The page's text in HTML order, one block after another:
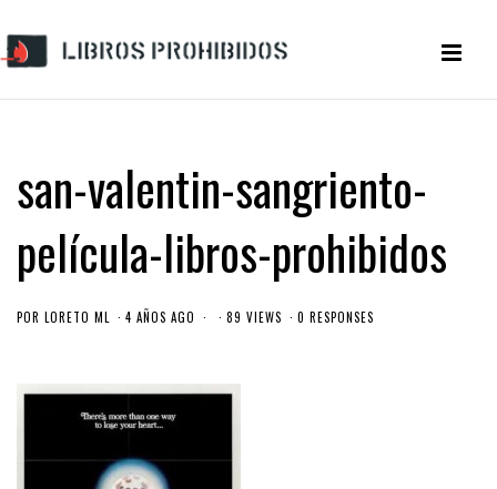
san-valentin-sangriento-
película-libros-prohibidos
POR LORETO ML 4 AÑOS AGO 89 VIEWS 0 RESPONSES